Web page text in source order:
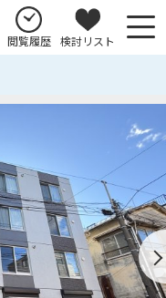
閲覧履歴 検討リスト